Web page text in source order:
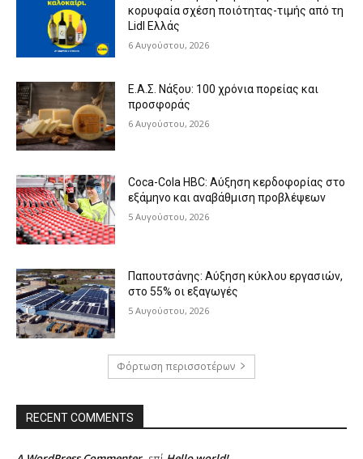
κορυφαία σχέση ποιότητας-τιμής από τη
Lidl Ελλάς
6 Αυγούστου, 2026
Ε.Α.Σ. Νάξου: 100 χρόνια πορείας και
προσφοράς
6 Αυγούστου, 2026
Coca-Cola HBC: Αύξηση κερδοφορίας στο
εξάμηνο και αναβάθμιση προβλέψεων
5 Αυγούστου, 2026
Παπουτσάνης: Αύξηση κύκλου εργασιών,
στο 55% οι εξαγωγές
5 Αυγούστου, 2026
Φόρτωση περισσοτέρων
RECENT COMMENTS